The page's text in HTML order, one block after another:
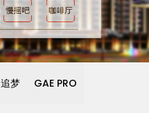
追梦 GAE PRO